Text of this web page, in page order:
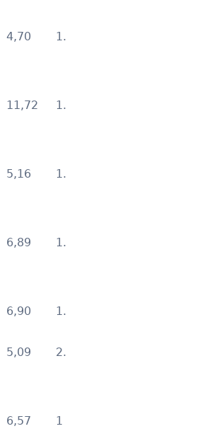
4,70 1.
11,72 1.
5,16 1.
6,89 1.
6,90 1.
5,09 2.
6,57 1